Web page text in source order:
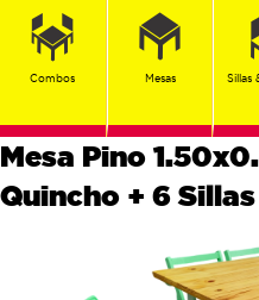
Combos Mesas Sillas
Mesa Pino
Quincho + 6